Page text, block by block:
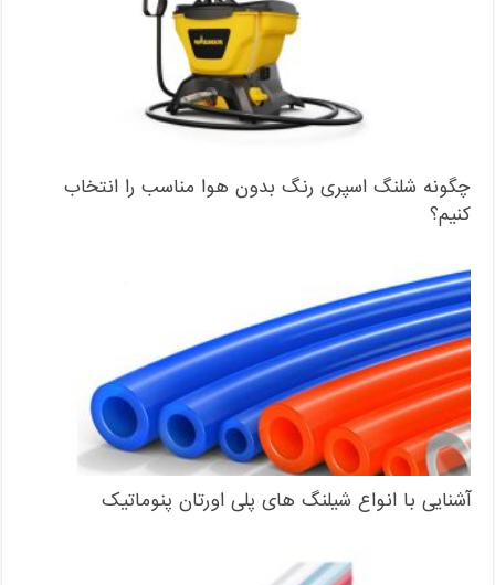
چگونه شلنگ اسپری رنگ بدون هوا مناسب را انتخاب
کنیم؟
آشنایی با انواع شیلنگ های پلی اورتان پنوماتیک